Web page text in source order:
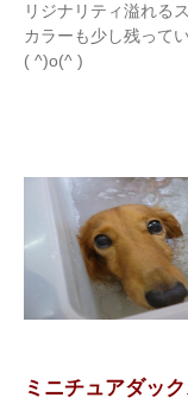
リジナリティ溢れる
カラーも少し残って
( ^)o(^ )
ミニチュアダッ